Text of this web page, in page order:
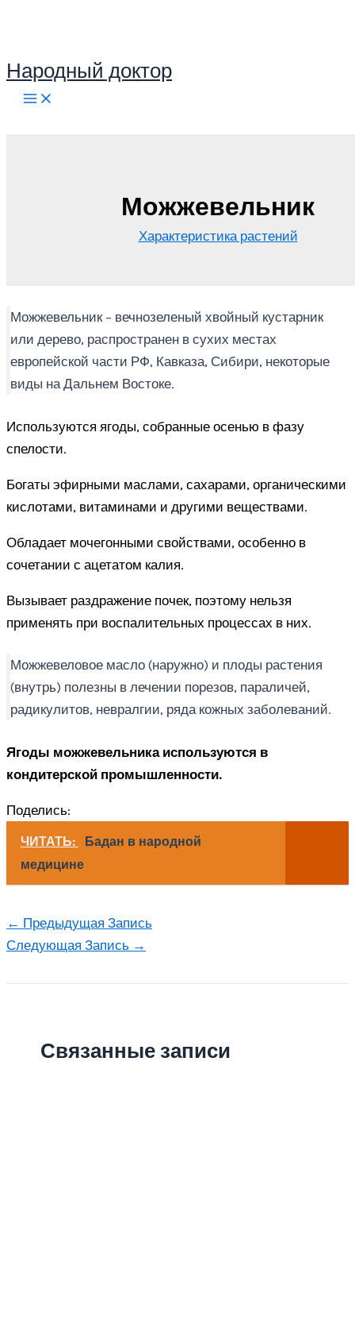
содержимому
Народный доктор
Можжевельник
Характеристика растений
Можжевельник – вечнозеленый хвойный кустарник
или дерево, распространен в сухих местах
европейской части РФ, Кавказа, Сибири, некоторые
виды на Дальнем Востоке.
Используются ягоды, собранные осенью в фазу
спелости.
Богаты эфирными маслами, сахарами, органическими
кислотами, витаминами и другими веществами.
Обладает мочегонными свойствами, особенно в
сочетании с ацетатом калия.
Вызывает раздражение почек, поэтому нельзя
применять при воспалительных процессах в них.
Можжевеловое масло (наружно) и плоды растения
(внутрь) полезны в лечении порезов, параличей,
радикулитов, невралгии, ряда кожных заболеваний.
Ягоды можжевельника используются в
кондитерской промышленности.
Поделись:
ЧИТАТЬ:
Бадан в народной
медицине
← Предыдущая Запись
Следующая Запись →
Связанные записи